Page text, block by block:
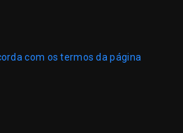
com os termos da página